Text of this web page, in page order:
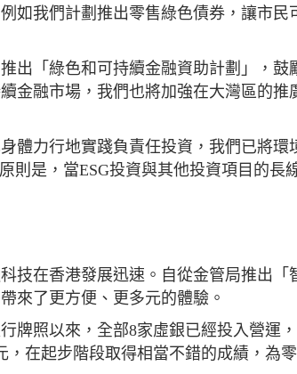
如我們計劃推出零售綠色債券，讓市民
出「綠色和可持續金融資助計劃」，鼓
金融市場，我們也將加強在大灣區的
體力行地實踐負責任投資，我們已將環
則是，當ESG投資與其他投資項目的長
技在香港發展迅速。自從金管局推出「
來了更方便、更多元的體驗。
牌照以來，全部8家虛銀已經投入營運
，在起步階段取得相當不錯的成績，為